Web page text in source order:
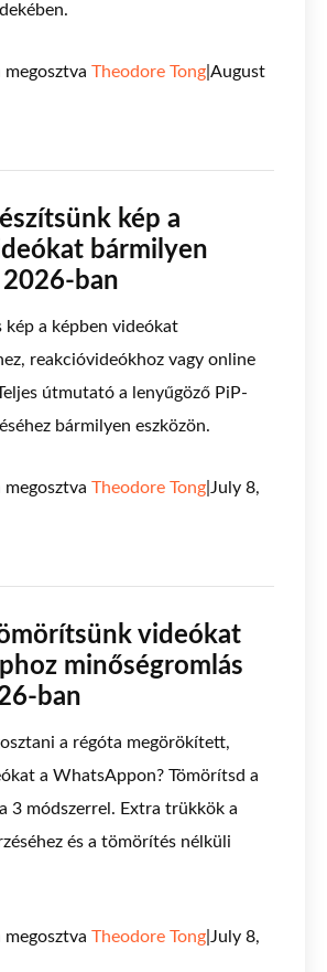
megosztva Theodore Tong August
kép a
bármilyen
ban
kép a képben videókat
reakcióvideókhoz vagy online
útmutató a lenyűgöző PiP-
bármilyen eszközön.
megosztva Theodore Tong July 8,
videókat
minőségromlás
ban
a régóta megörökített,
a WhatsAppon? Tömörítsd a
3 módszerrel. Extra trükkök a
és a tömörítés nélküli
megosztva Theodore Tong July 8,